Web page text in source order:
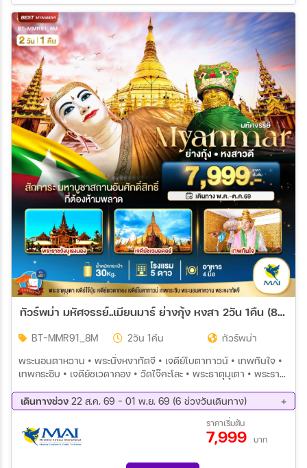
ค้นหา
ทัวร์พม่า มหัศจรรย์..เมียนมาร์ ย่างกุ้ง หงสา 2วัน 1คืน (8M)
BT-MMR91_8M 2วัน 1คืน
ทัวร์พม่า
พระนอนตาหวาน • พระนั่งหงาทัตจี • เจดีย์โบตาทาวน์ • เทพทันใจ •
เทพกระซิบ • เจดีย์ชเวดากอง • วัดไจ๊คะโละ • พระธาตุมุเตา • พระราช
เดินทางช่วง 22 ส.ค. 69 - 01 พ.ย. 69 (6 ช่วงวันเดินทาง)
19 ก.ย. 69 - 20 ก.ย. 69
26 ก.ย. 69 - 27 ก.ย. 69
17 ต.ค. 69 - 18 ต.ค. 69
23 ต.ค. 69 - 24 ต.ค. 69
31 ต.ค. 69 - 01 พ.ย. 69
ราคาเริ่มต้น
7,999 บาท